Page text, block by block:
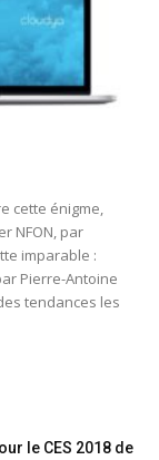
cette énigme,
NFON, par
imparable :
Pierre-Antoine
tendances les
le CES 2018 de